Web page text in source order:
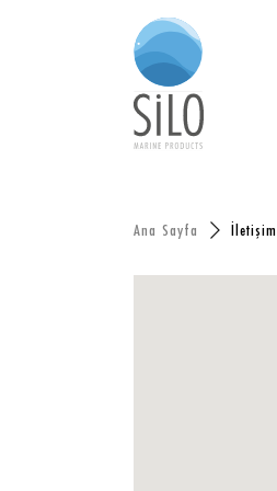
Ana Sayfa İletişim